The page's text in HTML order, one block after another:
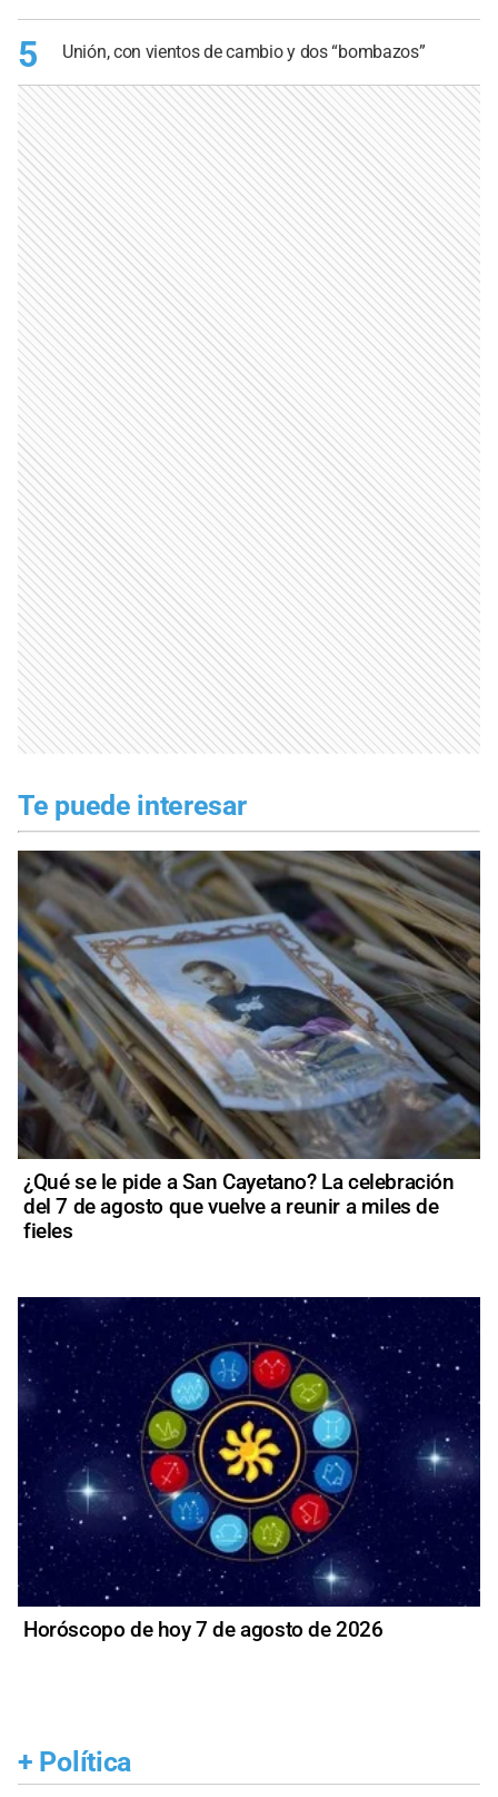
5 Unión, con vientos de cambio y dos “bombazos”
Te puede interesar
¿Qué se le pide a San Cayetano? La celebración
del 7 de agosto que vuelve a reunir a miles de
fieles
Horóscopo de hoy 7 de agosto de 2026
+ Política